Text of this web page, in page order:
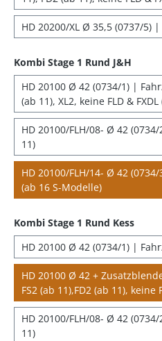
HD 20200/XL Ø 35,5 (0737/5)
Kombi Stage 1 Rund J&H
HD 20100 Ø 42 (0734/1) |
(ab 11), XL2, keine FLD &
HD 20100/FLH/08- Ø 42
11)
HD 20100/FLH/14- Ø 42
(ab 16 S-Modelle)
Kombi Stage 1 Rund Kess
HD 20100 Ø 42 (0734/1) |
HD 20100 Ø 42 +
FS2 (ab 11),FD2 (ab 11), keine
HD 20100/FLH/08- Ø 42
11)